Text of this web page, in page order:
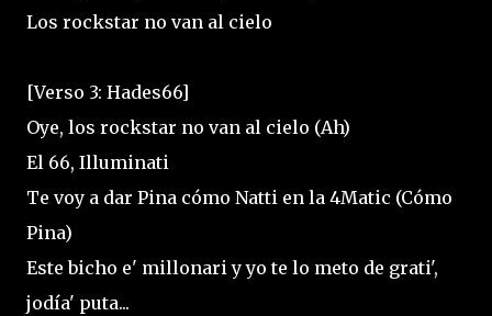
Los rockstar no van al cielo
[Verso 3: Hades66]
Oye, los rockstar no van al cielo (Ah)
El 66, Illuminati
Te voy a dar Pina cómo Natti en la 4Matic (Cómo
Pina)
Este bicho e' millonari y yo te lo meto de grati',
jodía' puta...